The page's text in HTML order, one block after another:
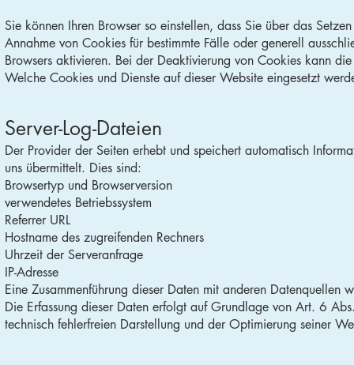
Sie können Ihren Browser so einstellen, dass Sie über das
Annahme von Cookies für bestimmte Fälle oder generell
Browsers aktivieren. Bei der Deaktivierung von Cookies kann
Welche Cookies und Dienste auf dieser Website eingesetzt
Server-Log-Dateien
Der Provider der Seiten erhebt und speichert automatisch
uns übermittelt. Dies sind:
Browsertyp und Browserversion
verwendetes Betriebssystem
Referrer URL
Hostname des zugreifenden Rechners
Uhrzeit der Serveranfrage
IP-Adresse
Eine Zusammenführung dieser Daten mit anderen Datenquellen
Die Erfassung dieser Daten erfolgt auf Grundlage von Art. 6
technisch fehlerfreien Darstellung und der Optimierung seiner